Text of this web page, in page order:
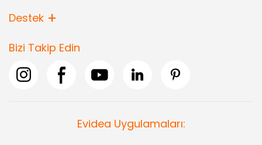
Destek
Bizi Takip Edin
Evidea Uygulamaları: